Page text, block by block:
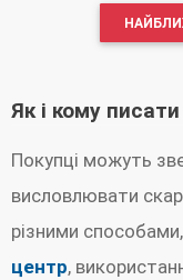
Як і кому
Покупці можуть
висловлювати
різними
центр,